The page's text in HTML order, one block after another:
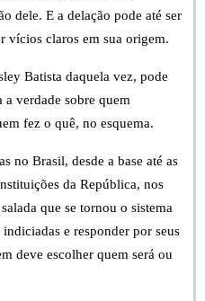
dele. E a delação pode até ser
vícios claros em sua origem.
Batista daquela vez, pode
verdade sobre quem
fez o quê, no esquema.
no Brasil, desde a base até as
da República, nos
que se tornou o sistema
indiciadas e responder por seus
deve escolher quem será ou